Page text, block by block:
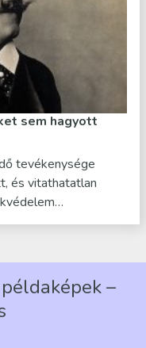
sem hagyott
tevékenysége
és vitathatatlan
–